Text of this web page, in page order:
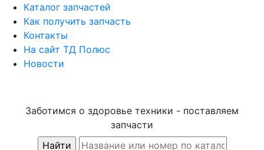
Каталог запчастей
Как получить запчасть
Контакты
На сайт ТД Полюс
Новости
Заботимся о здоровье техники - поставляем
запчасти